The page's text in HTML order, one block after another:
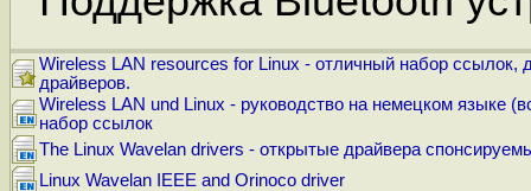
Wireless LAN resources for Linux - отличный набор ссылок,
драйверов.
Wireless LAN und Linux - руководство на немецком языке
набор ссылок
The Linux Wavelan drivers - открытые драйвера
Linux Wavelan IEEE and Orinoco driver